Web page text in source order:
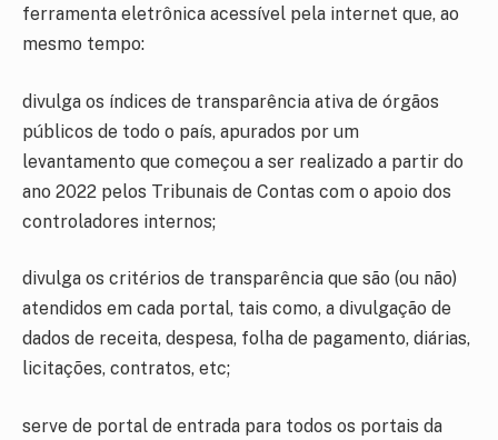
ferramenta eletrônica acessível pela internet que, ao
mesmo tempo:
divulga os índices de transparência ativa de órgãos
públicos de todo o país, apurados por um
levantamento que começou a ser realizado a partir do
ano 2022 pelos Tribunais de Contas com o apoio dos
controladores internos;
divulga os critérios de transparência que são (ou não)
atendidos em cada portal, tais como, a divulgação de
dados de receita, despesa, folha de pagamento, diárias,
licitações, contratos, etc;
serve de portal de entrada para todos os portais da